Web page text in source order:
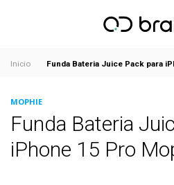
Inicio Funda Bateria Juice Pack para
MOPHIE
Funda Bateria
iPhone 15 Pro